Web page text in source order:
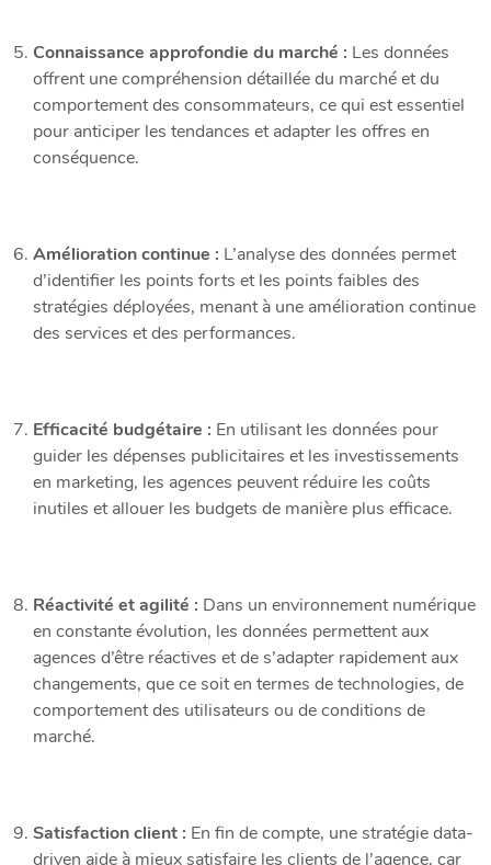
Connaissance approfondie du marché : Les données
offrent une compréhension détaillée du marché et du
comportement des consommateurs, ce qui est essentiel
pour anticiper les tendances et adapter les offres en
conséquence.
Amélioration continue : L’analyse des données permet
d’identifier les points forts et les points faibles des
stratégies déployées, menant à une amélioration continue
des services et des performances.
Efficacité budgétaire : En utilisant les données pour
guider les dépenses publicitaires et les investissements
en marketing, les agences peuvent réduire les coûts
inutiles et allouer les budgets de manière plus efficace.
Réactivité et agilité : Dans un environnement numérique
en constante évolution, les données permettent aux
agences d’être réactives et de s’adapter rapidement aux
changements, que ce soit en termes de technologies, de
comportement des utilisateurs ou de conditions de
marché.
Satisfaction client : En fin de compte, une stratégie data-
driven aide à mieux satisfaire les clients de l’agence, car